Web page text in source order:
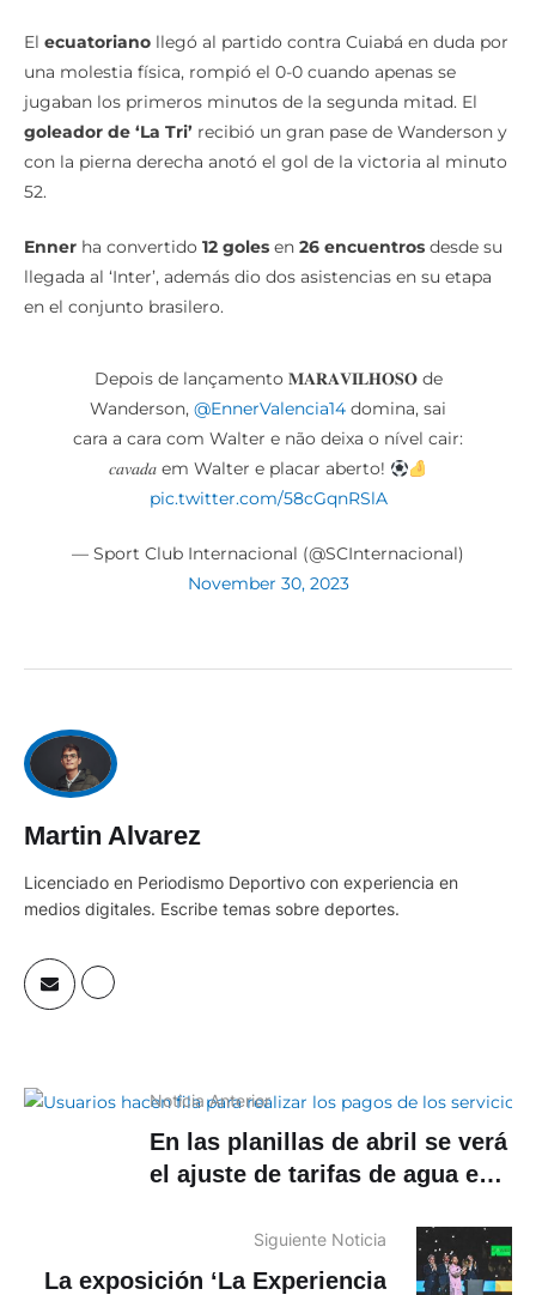
El ecuatoriano llegó al partido contra Cuiabá en duda por
una molestia física, rompió el 0-0 cuando apenas se
jugaban los primeros minutos de la segunda mitad. El
goleador de ‘La Tri’ recibió un gran pase de Wanderson y
con la pierna derecha anotó el gol de la victoria al minuto
52.
Enner ha convertido 12 goles en 26 encuentros desde su
llegada al ‘Inter’, además dio dos asistencias en su etapa
en el conjunto brasilero.
Depois de lançamento 𝐌𝐀𝐑𝐀𝐕𝐈𝐋𝐇𝐎𝐒𝐎 de
Wanderson, @EnnerValencia14 domina, sai
cara a cara com Walter e não deixa o nível cair:
𝑐𝑎𝑣𝑎𝑑𝑎 em Walter e placar aberto!
pic.twitter.com/58cGqnRSlA
— Sport Club Internacional (@SCInternacional)
November 30, 2023
Martin Alvarez
Licenciado en Periodismo Deportivo con experiencia en
medios digitales. Escribe temas sobre deportes.
Noticia Anterior
En las planillas de abril se verá
el ajuste de tarifas de agua en
Siguiente Noticia
La exposición ‘La Experiencia